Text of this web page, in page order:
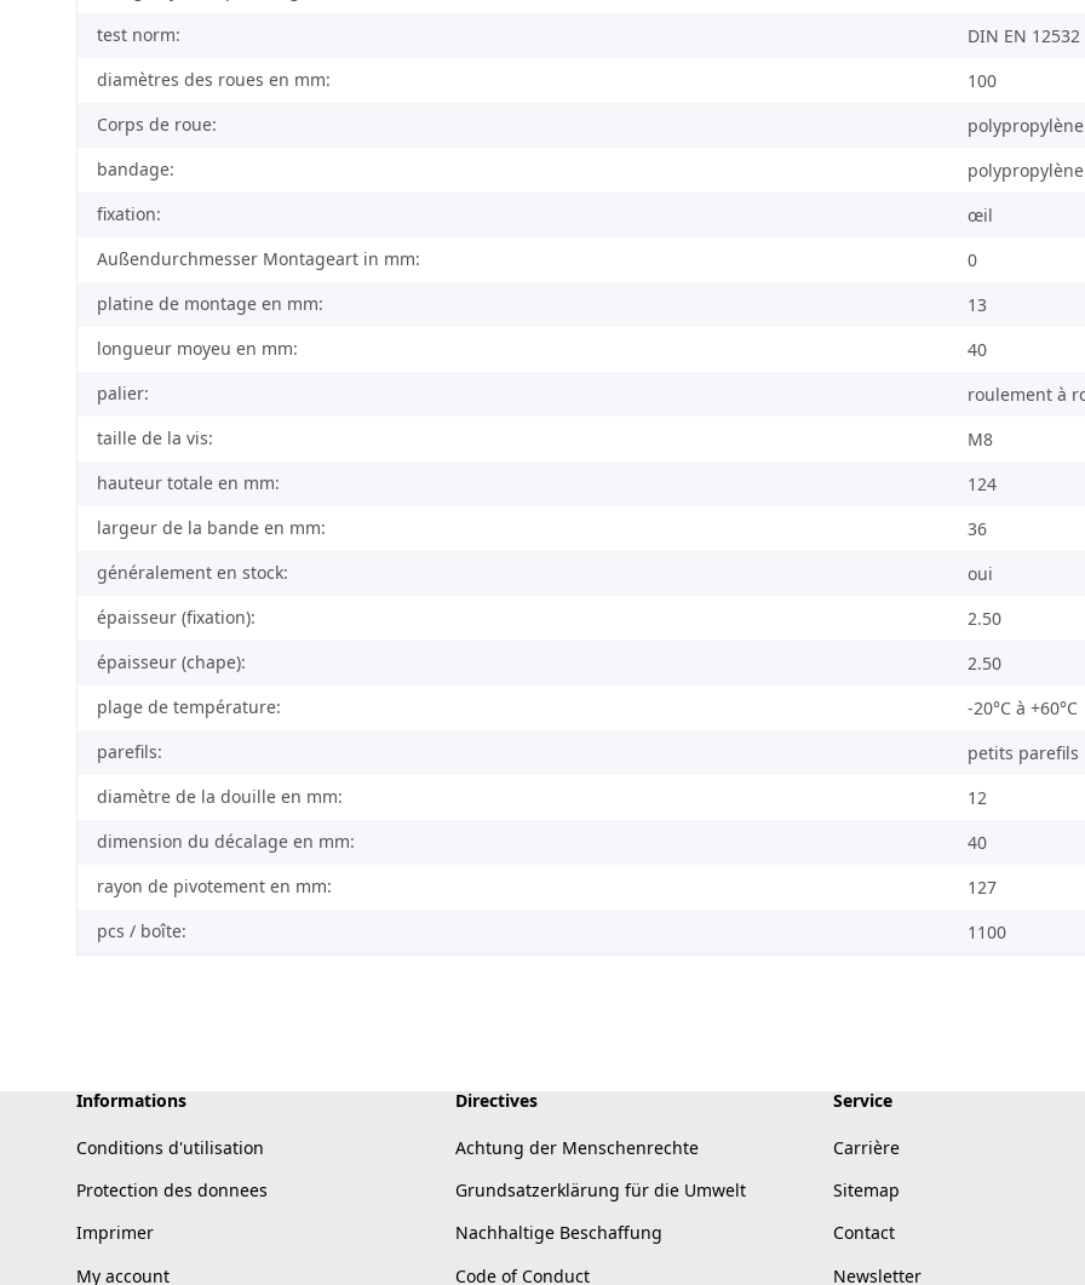
test norm:
DIN EN 12532
diamètres des roues en mm:
100
Corps de roue:
bandage:
fixation:
œil
Außendurchmesser Montageart in mm:
0
platine de montage en mm:
13
longueur moyeu en mm:
40
palier:
roulement à
taille de la vis:
M8
hauteur totale en mm:
124
largeur de la bande en mm:
36
généralement en stock:
oui
épaisseur (fixation):
2.50
épaisseur (chape):
2.50
plage de température:
-20°C à +60°C
parefils:
petits parefils
diamètre de la douille en mm:
12
dimension du décalage en mm:
40
rayon de pivotement en mm:
127
pcs / boîte:
1100
Informations
Conditions d'utilisation
Protection des donnees
Imprimer
My account
Directives
Achtung der Menschenrechte
Grundsatzerklärung für die Umwelt
Nachhaltige Beschaffung
Code of Conduct
Service
Carrière
Sitemap
Contact
Newsletter